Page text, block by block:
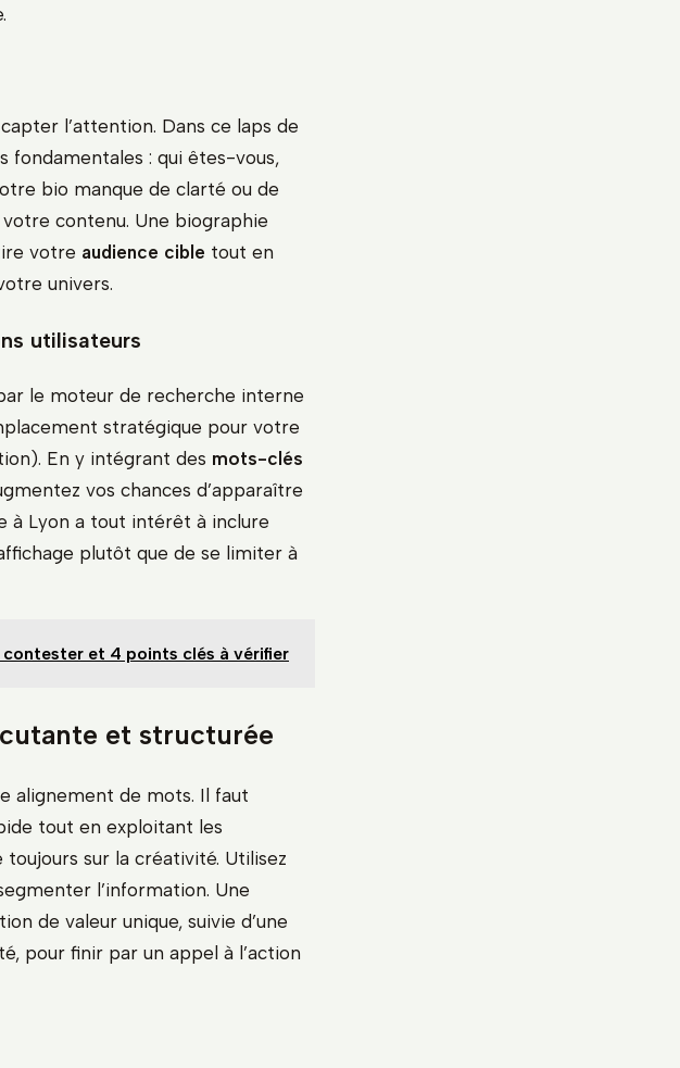
l’attention. Dans ce laps de
fondamentales : qui êtes-vous,
bio manque de clarté ou de
contenu. Une biographie
votre audience cible tout en
univers.
utilisateurs
le moteur de recherche interne
stratégique pour votre
En y intégrant des mots-clés
vos chances d’apparaître
à Lyon a tout intérêt à inclure
plutôt que de se limiter à
et 4 points clés à vérifier
et structurée
alignement de mots. Il faut
tout en exploitant les
sur la créativité. Utilisez
l’information. Une
de valeur unique, suivie d’une
pour finir par un appel à l’action